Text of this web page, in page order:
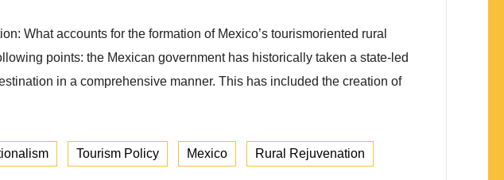
What accounts for the formation of Mexico’s tourismoriented rural
points: the Mexican government has historically taken a state-led
in a comprehensive manner. This has included the creation of
Tourism Policy Mexico Rural Rejuvenation